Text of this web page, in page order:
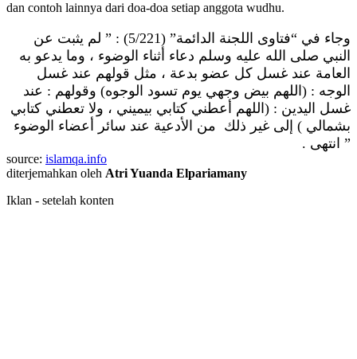
dan contoh lainnya dari doa-doa setiap anggota wudhu.
وجاء في “فتاوى اللجنة الدائمة” (5/221) : ” لم يثبت عن
النبي صلى الله عليه وسلم دعاء أثناء الوضوء ، وما يدعو به
العامة عند غسل كل عضو بدعة ، مثل قولهم عند غسل
الوجه : (اللهم بيض وجهي يوم تسود الوجوه) وقولهم : عند
غسل اليدين : (اللهم أعطني كتابي بيميني ، ولا تعطني كتابي
بشمالي ) إلى غير ذلك من الأدعية عند سائر أعضاء الوضوء
” انتهى .
source: islamqa.info
diterjemahkan oleh Atri Yuanda Elpariamany
Iklan - setelah konten